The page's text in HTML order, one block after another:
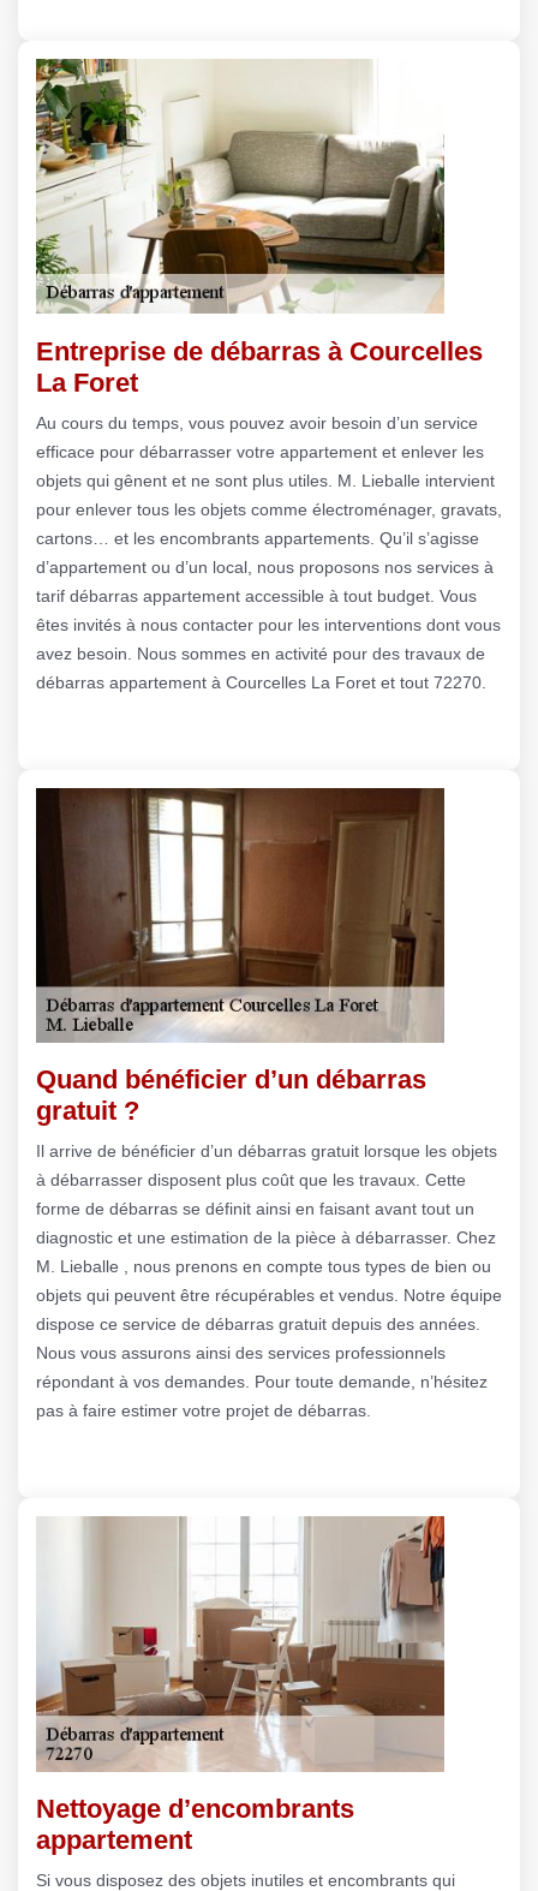
Entreprise de débarras à Courcelles
La Foret
Au cours du temps, vous pouvez avoir besoin d’un service
efficace pour débarrasser votre appartement et enlever les
objets qui gênent et ne sont plus utiles. M. Lieballe intervient
pour enlever tous les objets comme électroménager, gravats,
cartons… et les encombrants appartements. Qu’il s’agisse
d’appartement ou d’un local, nous proposons nos services à
tarif débarras appartement accessible à tout budget. Vous
êtes invités à nous contacter pour les interventions dont vous
avez besoin. Nous sommes en activité pour des travaux de
débarras appartement à Courcelles La Foret et tout 72270.
Quand bénéficier d’un débarras
gratuit ?
Il arrive de bénéficier d’un débarras gratuit lorsque les objets
à débarrasser disposent plus coût que les travaux. Cette
forme de débarras se définit ainsi en faisant avant tout un
diagnostic et une estimation de la pièce à débarrasser. Chez
M. Lieballe , nous prenons en compte tous types de bien ou
objets qui peuvent être récupérables et vendus. Notre équipe
dispose ce service de débarras gratuit depuis des années.
Nous vous assurons ainsi des services professionnels
répondant à vos demandes. Pour toute demande, n’hésitez
pas à faire estimer votre projet de débarras.
Nettoyage d’encombrants
appartement
Si vous disposez des objets inutiles et encombrants qui